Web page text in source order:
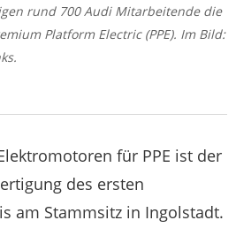
rund 700 Audi Mitarbeitende die
Platform Electric (PPE). Im Bild:
für PPE ist der
des ersten
am Stammsitz in Ingolstadt.